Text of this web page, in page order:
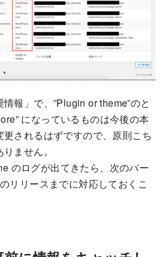
情報」で、”Plugin or theme”のと
になっているものは今後の本
されるはずですので、原則こち
ません。
のログが出てきたら、次のバー
リリースまでに対応しておくこ